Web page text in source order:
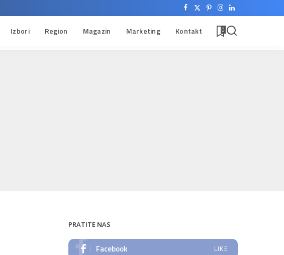
Izbori Region Magazin Marketing Kontakt 0
PRATITE NAS
Facebook LIKE